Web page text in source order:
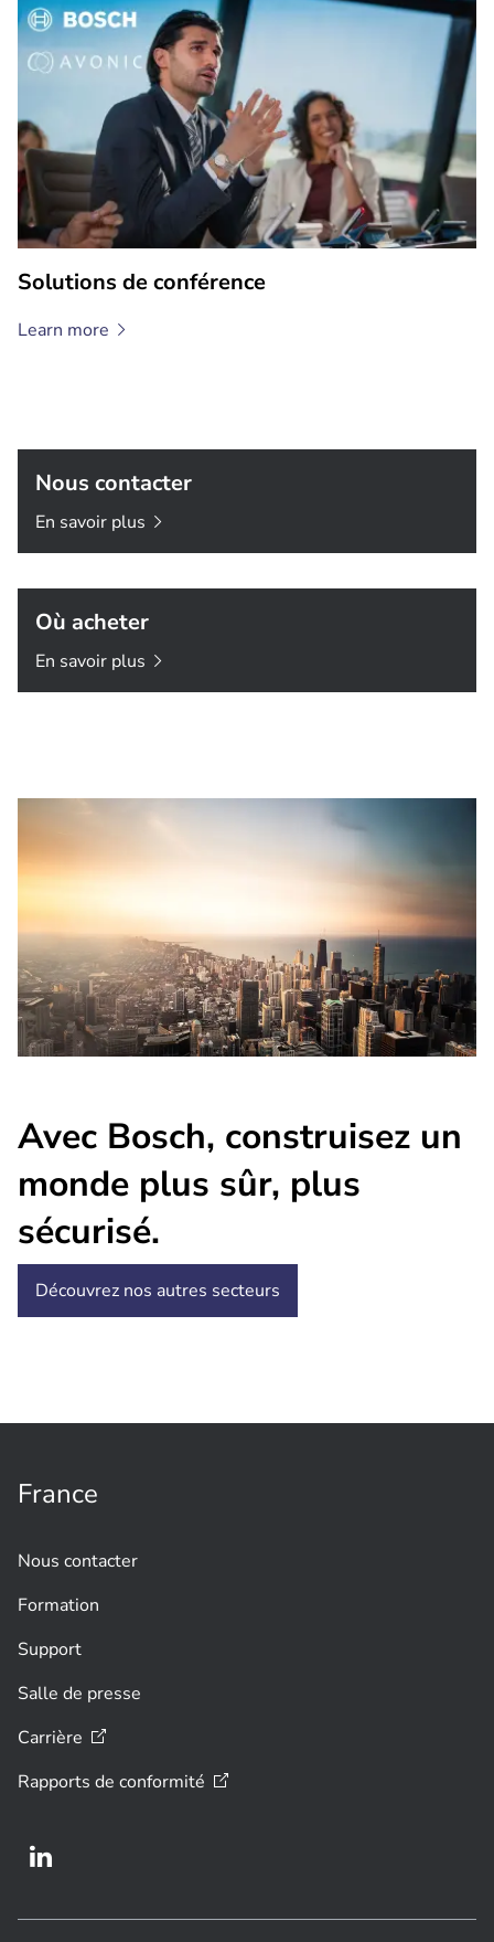
Solutions de conférence
Learn more
Nous contacter
En savoir plus
Où acheter
En savoir plus
Avec Bosch, construisez un
monde plus sûr, plus
sécurisé.
Découvrez nos autres secteurs
France
Nous contacter
Formation
Support
Salle de presse
Carrière
Rapports de conformité